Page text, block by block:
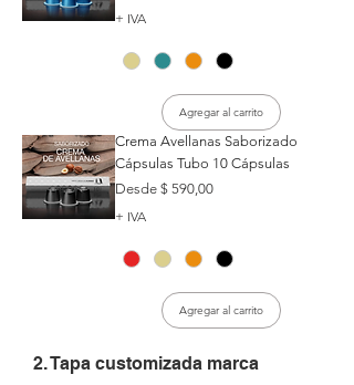
+ IVA
Agregar al carrito
Crema Avellanas Saborizado
Cápsulas Tubo 10 Cápsulas
Desde $ 590,00
Precio de oferta
+ IVA
Agregar al carrito
2. Tapa customizada marca